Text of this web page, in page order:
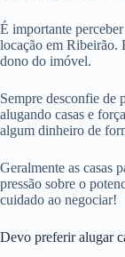
É importante
locação em Ribeirão.
dono do imóvel.
Sempre desconfie de
alugando casas e
algum dinheiro de
Geralmente as casas
pressão sobre o
cuidado ao negociar!
Devo preferir alugar